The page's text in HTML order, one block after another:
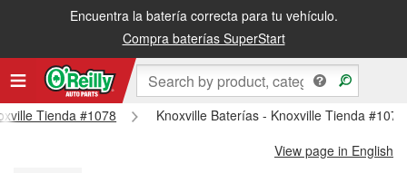
Encuentra la batería correcta para tu vehículo.
Compra baterías SuperStart
Recibe tu orden gratis al día siguiente o recógela en la tienda
Tienda #1078
Knoxville Baterías - Knoxville Tienda #1078
View page in English